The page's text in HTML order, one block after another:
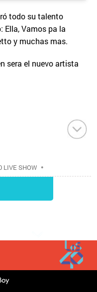
todo su talento
Vamos pa la
y muchas mas.
sera el nuevo artista
LIVE SHOW •
•
GRUPO